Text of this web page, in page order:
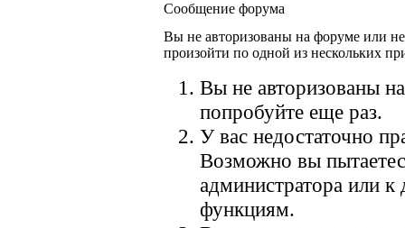
Сообщение форума
Вы не авторизованы на форуме или
произойти по одной из нескольких
Вы не авторизованы
попробуйте еще раз.
У вас недостаточно
Возможно вы
администратора или
функциям.